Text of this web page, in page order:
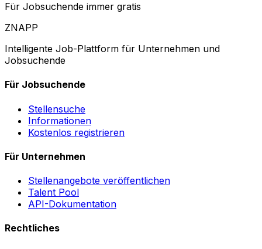
Für Jobsuchende immer gratis
ZNAPP
Intelligente Job-Plattform für Unternehmen und
Jobsuchende
Für Jobsuchende
Stellensuche
Informationen
Kostenlos registrieren
Für Unternehmen
Stellenangebote veröffentlichen
Talent Pool
API-Dokumentation
Rechtliches